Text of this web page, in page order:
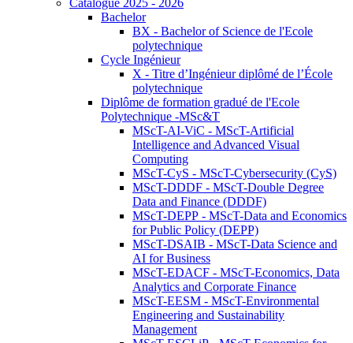
Catalogue 2025 - 2026
Bachelor
BX - Bachelor of Science de l'Ecole
polytechnique
Cycle Ingénieur
X - Titre d’Ingénieur diplômé de l’École
polytechnique
Diplôme de formation gradué de l'Ecole
Polytechnique -MSc&T
MScT-AI-ViC - MScT-Artificial
Intelligence and Advanced Visual
Computing
MScT-CyS - MScT-Cybersecurity (CyS)
MScT-DDDF - MScT-Double Degree
Data and Finance (DDDF)
MScT-DEPP - MScT-Data and Economics
for Public Policy (DEPP)
MScT-DSAIB - MScT-Data Science and
AI for Business
MScT-EDACF - MScT-Economics, Data
Analytics and Corporate Finance
MScT-EESM - MScT-Environmental
Engineering and Sustainability
Management